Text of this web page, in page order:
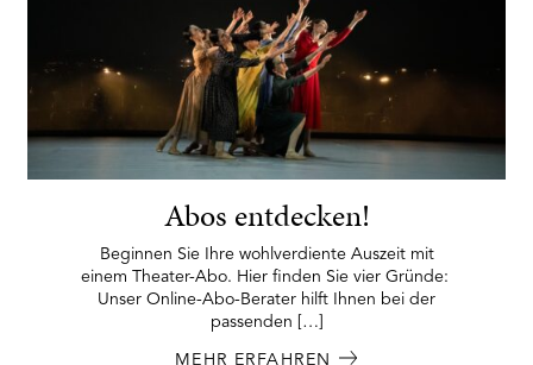
Abos entdecken!
Beginnen Sie Ihre wohlverdiente Auszeit mit
einem Theater-Abo. Hier finden Sie vier Gründe:
Unser Online-Abo-Berater hilft Ihnen bei der
passenden […]
MEHR ERFAHREN